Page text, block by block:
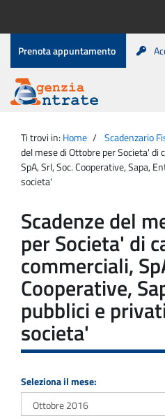
contenuto
Menu
di
servizio
Prenota appuntamento
Agenzia
Entrate
principale
Ti trovi in: Home Scadenzario
del mese di Ottobre per Societa' di
SpA, Srl, Soc. Cooperative, Sapa,
societa'
Scadenze del
per Societa' di
commerciali,
Cooperative,
pubblici e
societa'
Seleziona il mese: